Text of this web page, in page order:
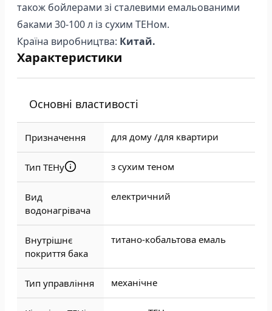
також бойлерами зі сталевими емальованими
баками 30-100 л із сухим ТЕНом.
Країна виробництва: Китай.
Характеристики
Основні властивості
Призначення для дому /для квартири
Тип ТЕНу з сухим теном
Вид
водонагрівача
електричний
Внутрішнє
покриття бака
титано-кобальтова емаль
Тип управління механічне